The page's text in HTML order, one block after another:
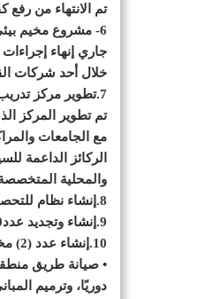
تم الانتهاء من
6- مشروع مخيم بيئي بمحمية رأس محمد بمحافظة جنوب سيناء:
جاري إنهاء
خلال أحد شركات
7.تطوير مركز تدريب صون الطبيعة وتطوير مجمع المعامل بمدينة شرم الشيخ :
تم تطوير المركز
مع الجامعات
الركائز الداعمة
والمحلية المتخصصة، ويتكون المركز من ٢٥
8.إنشاء نظام للتحصيل الإلكتروني لرسوم الزيارة وممارسة الأنشطة بمحميات البحر الأحمر وجنوب سيناء.
9.إنشاء وتجديد عدد70 شمندورة بحرية بجنوب سيناء لتأمين المراكب السياحية.
10.إنشاء عدد (2) مخيم بيئي بمحمية وادي الريان بمحافظة الفيوم وتقديم خدمات الزوار من خلال القطاع الخاص.
• صيانة طريق
دوريًا، وترميم